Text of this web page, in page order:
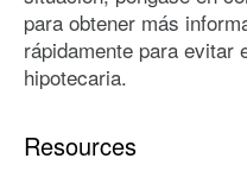
para obtener más
rápidamente para evitar
hipotecaria.
Resources